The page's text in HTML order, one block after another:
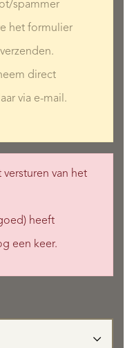
spammer
het formulier
direct
via e-mail.
van het
heeft
een keer.